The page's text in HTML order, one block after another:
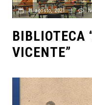
31 agosto, 2021 |
BIBLIOTECA
VICENTE”